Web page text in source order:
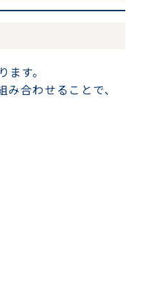
す。
合わせることで、